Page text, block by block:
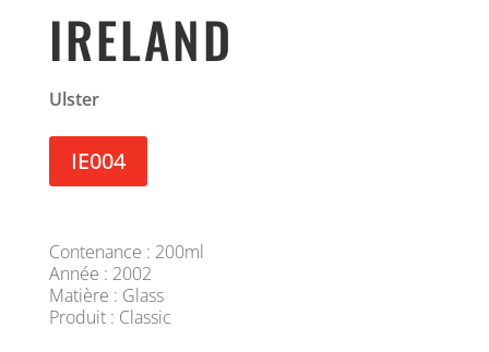
IRELAND
Ulster
IE004
Contenance : 200ml
Année : 2002
Matière : Glass
Produit : Classic